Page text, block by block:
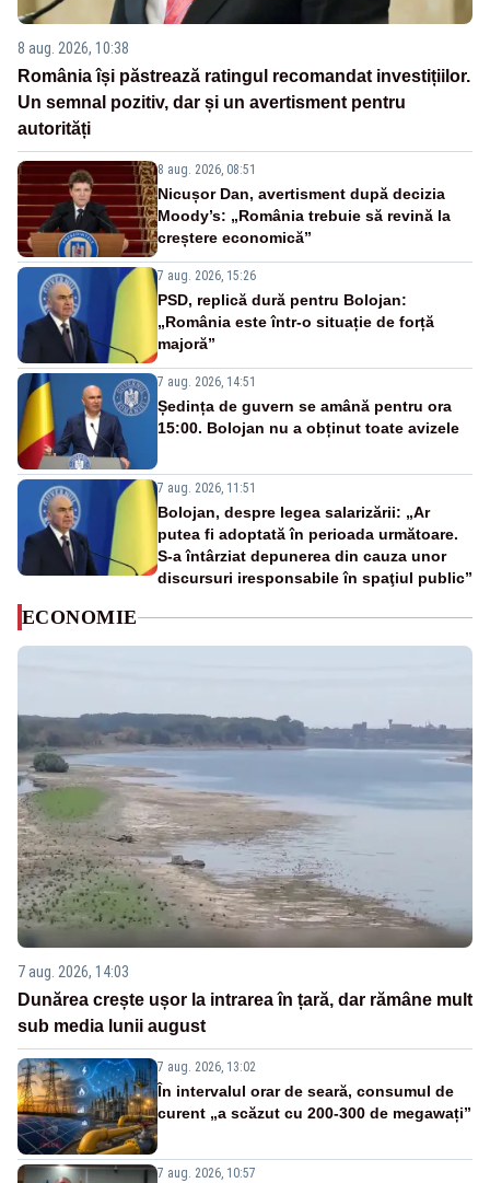
8 aug. 2026, 10:38
România își păstrează ratingul recomandat investițiilor.
Un semnal pozitiv, dar și un avertisment pentru
autorități
8 aug. 2026, 08:51
Nicușor Dan, avertisment după decizia
Moody’s: „România trebuie să revină la
creștere economică”
7 aug. 2026, 15:26
PSD, replică dură pentru Bolojan:
„România este într-o situație de forță
majoră”
7 aug. 2026, 14:51
Ședința de guvern se amână pentru ora
15:00. Bolojan nu a obținut toate avizele
7 aug. 2026, 11:51
Bolojan, despre legea salarizării: „Ar
putea fi adoptată în perioada următoare.
S-a întârziat depunerea din cauza unor
discursuri iresponsabile în spaţiul public”
ECONOMIE
7 aug. 2026, 14:03
Dunărea crește ușor la intrarea în țară, dar rămâne mult
sub media lunii august
7 aug. 2026, 13:02
În intervalul orar de seară, consumul de
curent „a scăzut cu 200-300 de megawați”
7 aug. 2026, 10:57